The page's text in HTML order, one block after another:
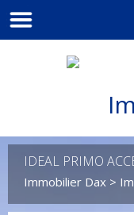
IDEAL PRIMO
Immobilier Dax >